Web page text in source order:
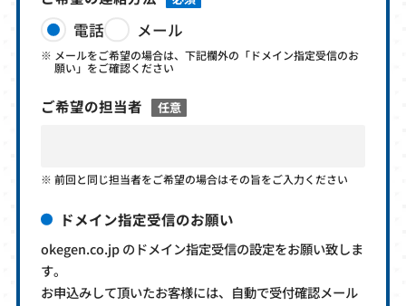
電話 メール
メールをご希望の場合は、下記欄外の「ドメイン指定受信のお
願い」をご確認ください
ご希望の担当者 任意
前回と同じ担当者をご希望の場合はその旨をご入力ください
ドメイン指定受信のお願い
okegen.co.jp のドメイン指定受信の設定をお願い致しま
す。
お申込みして頂いたお客様には、自動で受付確認メール